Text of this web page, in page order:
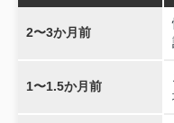
2〜3か月前
1〜1.5か月前